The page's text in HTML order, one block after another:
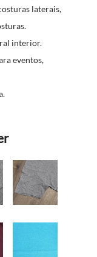
laterais,
interior.
eventos,